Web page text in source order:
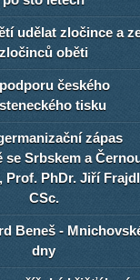
udělat zločince a
zločinců oběti
českého
tisku
zápas
se Srbskem a
Prof. PhDr. Jiří
CSc.
Beneš -
dny